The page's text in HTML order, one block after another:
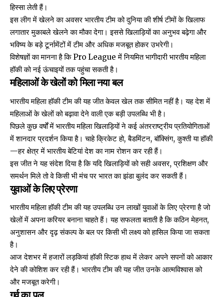
हिस्सा लेती हैं।
इस लीग में खेलने का अवसर भारतीय टीम को दुनिया की शीर्ष टीमों के खिलाफ
लगातार मुकाबले खेलने का मौका देगा। इससे खिलाड़ियों का अनुभव बढ़ेगा और
भविष्य के बड़े टूर्नामेंटों में टीम और अधिक मजबूत होकर उभरेगी।
विशेषज्ञों का मानना है कि Pro League में नियमित भागीदारी भारतीय महिला
हॉकी को नई ऊंचाइयों तक पहुंचा सकती है।
महिलाओं के खेलों को मिला नया बल
भारतीय महिला हॉकी टीम की यह जीत केवल खेल तक सीमित नहीं है। यह देश में
महिलाओं के खेलों को बढ़ावा देने वाली एक बड़ी उपलब्धि भी है।
पिछले कुछ वर्षों में भारतीय महिला खिलाड़ियों ने कई अंतरराष्ट्रीय प्रतियोगिताओं
में शानदार प्रदर्शन किया है। चाहे क्रिकेट हो, बैडमिंटन, बॉक्सिंग, कुश्ती या हॉकी
—हर क्षेत्र में भारतीय बेटियां देश का नाम रोशन कर रही हैं।
इस जीत ने यह संदेश दिया है कि यदि खिलाड़ियों को सही अवसर, प्रशिक्षण और
समर्थन मिले तो वे किसी भी मंच पर भारत का झंडा बुलंद कर सकती हैं।
युवाओं के लिए प्रेरणा
भारतीय महिला हॉकी टीम की यह उपलब्धि उन लाखों युवाओं के लिए प्रेरणा है जो
खेलों में अपना करियर बनाना चाहते हैं। यह सफलता बताती है कि कठिन मेहनत,
अनुशासन और दृढ़ संकल्प के बल पर किसी भी लक्ष्य को हासिल किया जा सकता
है।
आज देशभर में हजारों लड़कियां हॉकी स्टिक हाथ में लेकर अपने सपनों को आकार
देने की कोशिश कर रही हैं। भारतीय टीम की यह जीत उनके आत्मविश्वास को
और मजबूत करेगी।
गर्व का पल